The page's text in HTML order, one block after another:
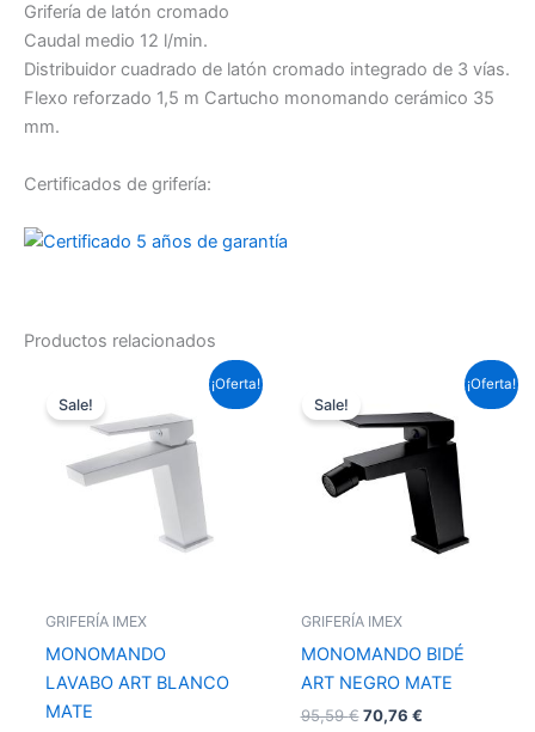
Grifería de latón cromado
Caudal medio 12 l/min.
Distribuidor cuadrado de latón cromado integrado de 3 vías.
Flexo reforzado 1,5 m Cartucho monomando cerámico 35
mm.
Certificados de grifería:
Productos relacionados
¡Oferta!
Sale!
GRIFERÍA IMEX
MONOMANDO
LAVABO ART BLANCO
MATE
original
era:
95,59 €.
precio
actual
es:
70,76 €.
¡Oferta!
Sale!
GRIFERÍA IMEX
MONOMANDO BIDÉ
ART NEGRO MATE
95,59€
original
95,59 €.
70,76 €
precio
actual
es:
70,76 €.